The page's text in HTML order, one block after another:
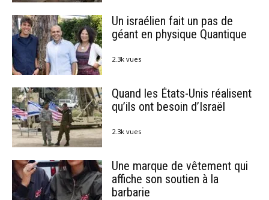
Un israélien fait un pas de
géant en physique Quantique
2.3k vues
Quand les États-Unis réalisent
qu’ils ont besoin d’Israël
2.3k vues
Une marque de vêtement qui
affiche son soutien à la
barbarie